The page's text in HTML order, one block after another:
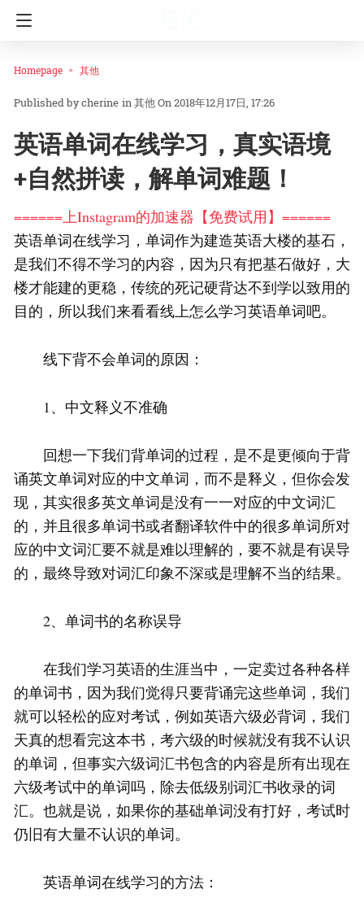
Homepage 其他
cherine in其他On 2018年12月17日, 17:26
英语单词在线学习，真实语境
+自然拼读，解单词难题！
======上Instagram的加速器【免费试用】======
英语单词在线学习，单词作为建造英语大楼的基石，
是我们不得不学习的内容，因为只有把基石做好，大
楼才能建的更稳，传统的死记硬背达不到学以致用的
目的，所以我们来看看线上怎么学习英语单词吧。
线下背不会单词的原因：
1、中文释义不准确
回想一下我们背单词的过程，是不是更倾向于背
诵英文单词对应的中文单词，而不是释义，但你会发
现，其实很多英文单词是没有一一对应的中文词汇
的，并且很多单词书或者翻译软件中的很多单词所对
应的中文词汇要不就是难以理解的，要不就是有误导
的，最终导致对词汇印象不深或是理解不当的结果。
2、单词书的名称误导
在我们学习英语的生涯当中，一定卖过各种各样
的单词书，因为我们觉得只要背诵完这些单词，我们
就可以轻松的应对考试，例如英语六级必背词，我们
天真的想看完这本书，考六级的时候就没有我不认识
的单词，但事实六级词汇书包含的内容是所有出现在
六级考试中的单词吗，除去低级别词汇书收录的词
汇。也就是说，如果你的基础单词没有打好，考试时
仍旧有大量不认识的单词。
英语单词在线学习的方法：